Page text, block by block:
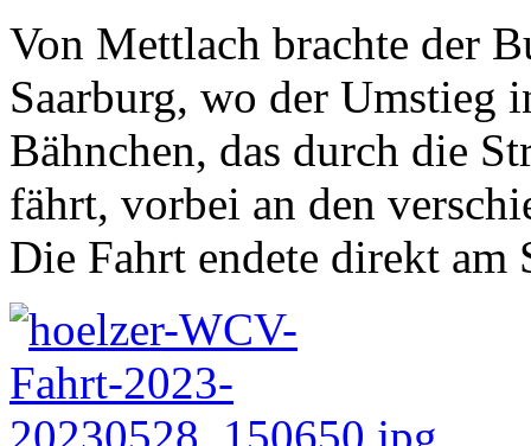
Von Mettlach brachte der
Saarburg, wo der Umstieg
Bähnchen, das durch die
fährt, vorbei an den
Die Fahrt endete direkt am